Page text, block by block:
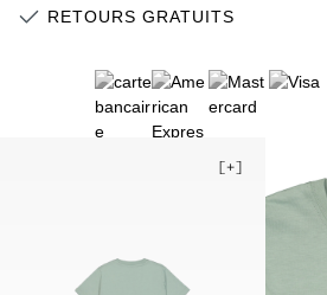
RETOURS GRATUITS